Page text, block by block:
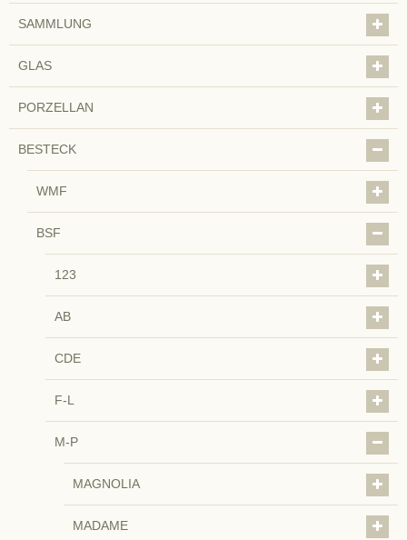
SAMMLUNG
GLAS
PORZELLAN
BESTECK
WMF
BSF
123
AB
CDE
F-L
M-P
MAGNOLIA
MADAME